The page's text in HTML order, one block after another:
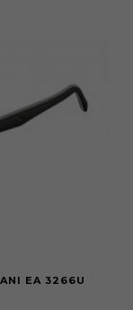
EA 3266U